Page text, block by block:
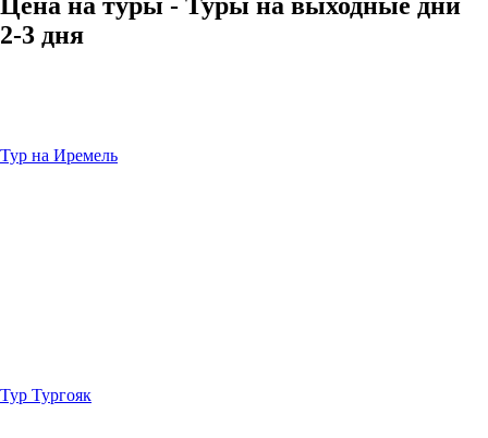
2-3 дня
Тур на Иремель
Тур Тургояк